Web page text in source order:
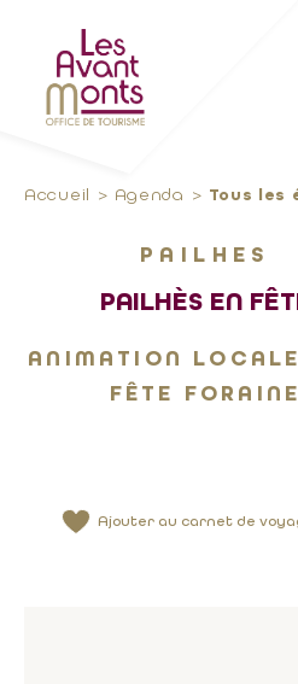
Accueil Agenda Tous les
PAILHES
PAILHÈS EN
ANIMATION
FÊTE FORAINE
Ajouter au carnet de